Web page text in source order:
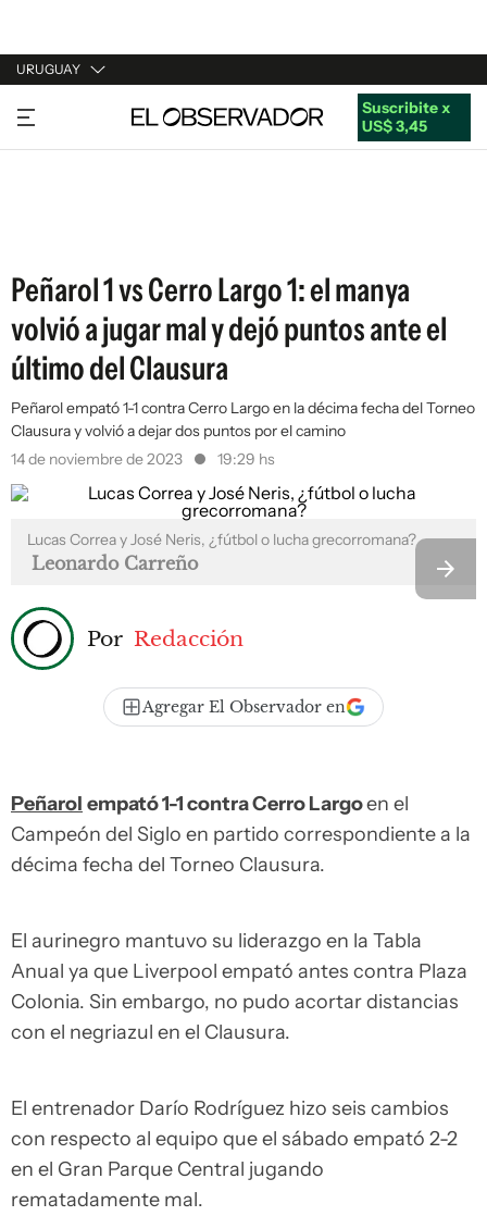
URUGUAY
URUGUAY
ARGENTINA
Suscribite x
US$ 3,45
Peñarol 1 vs Cerro Largo 1: el manya
volvió a jugar mal y dejó puntos ante el
último del Clausura
Peñarol empató 1-1 contra Cerro Largo en la décima fecha del Torneo
Clausura y volvió a dejar dos puntos por el camino
14 de noviembre de 2023
19:29 hs
Lucas Correa y José Neris, ¿fútbol o lucha grecorromana?
Leonardo Carreño
Por Redacción
Agregar El Observador en
Peñarol empató 1-1 contra Cerro Largoen el
Campeón del Siglo en partido correspondiente a la
décima fecha del Torneo Clausura.
El aurinegro mantuvo su liderazgo en la Tabla
Anual ya que Liverpool empató antes contra Plaza
Colonia. Sin embargo, no pudo acortar distancias
con el negriazul en el Clausura.
El entrenador Darío Rodríguez hizo seis cambios
con respecto al equipo que el sábado empató 2-2
en el Gran Parque Central jugando
rematadamente mal.